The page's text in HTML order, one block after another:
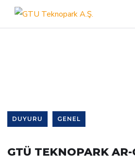
DUYURU GENEL
GTÜ TEKNOPARK